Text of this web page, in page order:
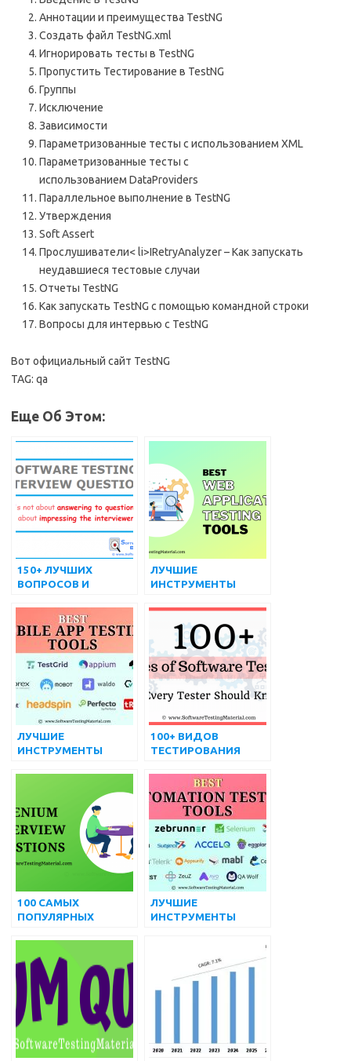
Аннотации и преимущества TestNG
Создать файл TestNG.xml
Игнорировать тесты в TestNG
Пропустить Тестирование в TestNG
Группы
Исключение
Зависимости
Параметризованные тесты с использованием XML
Параметризованные тесты с
использованием DataProviders
Параллельное выполнение в TestNG
Утверждения
Soft Assert
Прослушиватели< li>IRetryAnalyzer – Как запускать
неудавшиеся тестовые случаи
Отчеты TestNG
Как запускать TestNG с помощью командной строки
Вопросы для интервью с TestNG
Вот официальный сайт TestNG
TAG: qa
Еще Об Этом:
150+ ЛУЧШИХ
ВОПРОСОВ И
ИНТЕРВЬЮ О
ТЕСТИРОВАНИИ
ПРОГРАММНОГО
ОБЕСПЕЧЕНИЯ
ЛУЧШИЕ
ИНСТРУМЕНТЫ
ПРИЛОЖЕНИЙ
(БЕСПЛАТНЫЕ И
ПЛАТНЫЕ) НА 2022
ГОД
ЛУЧШИЕ
ИНСТРУМЕНТЫ
МОБИЛЬНЫХ
ПРИЛОЖЕНИЙ В 2024
ГОДУ ДЛЯ ANDROID
И IOS
100+ ВИДОВ
ТЕСТИРОВАНИЯ
ОБЕСПЕЧЕНИЯ –
ПОЛНЫЙ СПИСОК
100 САМЫХ
ПОПУЛЯРНЫХ
ВОПРОСОВ И
ОТВЕТОВ НА
ИНТЕРВЬЮ ПО
SELENIUM
ЛУЧШИЕ
ИНСТРУМЕНТЫ
ТЕСТИРОВАНИЯ
(БЕСПЛАТНЫЕ И
ПЛАТНЫЕ) | август